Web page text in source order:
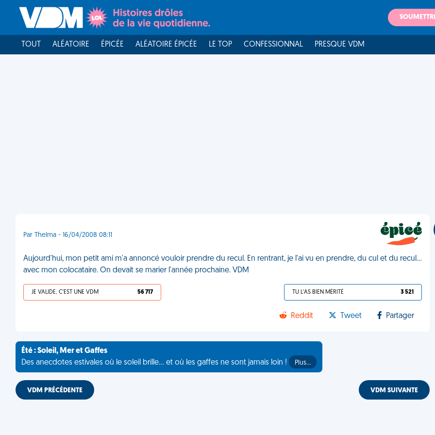
TOUT ALÉATOIRE ÉPICÉE ALÉATOIRE ÉPICÉE LE TOP CONFESSIONNAL PRESQUE VDM
Par Thelma - 16/04/2008 08:11
Aujourd'hui, mon petit ami m'a annoncé vouloir prendre du recul. En rentrant, je l'ai vu en prendre, du cul et du recul...
avec mon colocataire. On devait se marier l'année prochaine. VDM
JE VALIDE, C'EST UNE VDM 56 717 TU L'AS BIEN MÉRITÉ 3 521
Reddit Tweet Partager
Été : Soleil, Mer et Gaffes
Des anecdotes estivales où le soleil brille... et où les gaffes ne sont jamais loin !
Plus…
VDM PRÉCÉDENTE VDM SUIVANTE